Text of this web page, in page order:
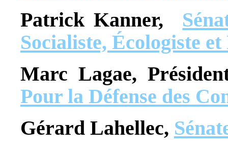
Patrick Kanner,
Socialiste, Écologiste
Marc Lagae,
Pour la Défense des
Gérard Lahellec,